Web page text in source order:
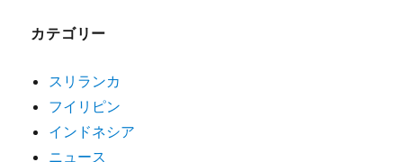
カテゴリー
スリランカ
フイリピン
インドネシア
ニュース